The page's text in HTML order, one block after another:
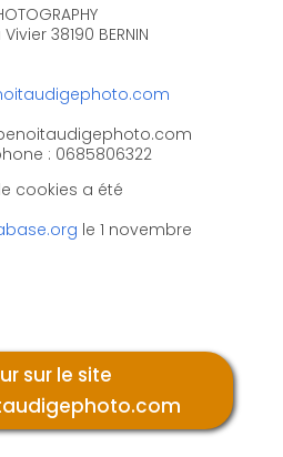
38190 BERNIN
: 0685806322
cookies a été
le 1 novembre
sur le site